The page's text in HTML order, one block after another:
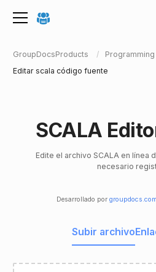
GroupDocsProducts
Programming
Editar scala código fuente
SCALA
Edite el archivo SCALA en línea
necesario
Desarrollado por groupdocs.com
Subir archivo